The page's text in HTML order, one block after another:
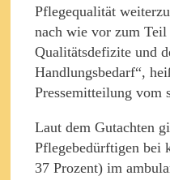
Pflegequalität
nach wie vor zum Teil
Qualitätsdefizite und
Handlungsbedarf“,
Pressemitteilung vom
Laut dem Gutachten
Pflegebedürftigen bei
37 Prozent) im